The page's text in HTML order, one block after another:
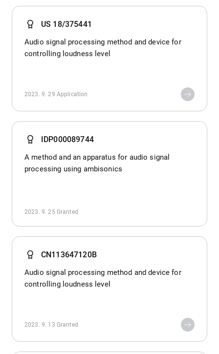
US 18/375441
Audio signal processing method and device for
controlling loudness level
2023. 9. 29 Application
IDP000089744
A method and an apparatus for audio signal
processing using ambisonics
2023. 9. 25 Granted
CN113647120B
Audio signal processing method and device for
controlling loudness level
2023. 9. 13 Granted